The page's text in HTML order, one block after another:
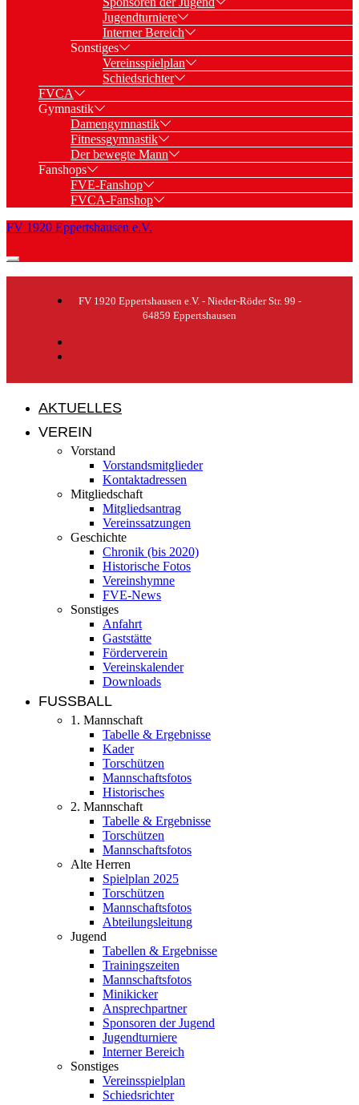
Jugendturniere
Interner Bereich
Sonstiges
Vereinsspielplan
Schiedsrichter
FVCA
Gymnastik
Damengymnastik
Fitnessgymnastik
Der bewegte Mann
Fanshops
FVE-Fanshop
FVCA-Fanshop
FV 1920 Eppertshausen e.V.
FV 1920 Eppertshausen e.V. - Nieder-Röder Str. 99 -
64859 Eppertshausen
AKTUELLES
VEREIN
Vorstand
Vorstandsmitglieder
Kontaktadressen
Mitgliedschaft
Mitgliedsantrag
Vereinssatzungen
Geschichte
Chronik (bis 2020)
Historische Fotos
Vereinshymne
FVE-News
Sonstiges
Anfahrt
Gaststätte
Förderverein
Vereinskalender
Downloads
FUSSBALL
1. Mannschaft
Tabelle & Ergebnisse
Kader
Torschützen
Mannschaftsfotos
Historisches
2. Mannschaft
Tabelle & Ergebnisse
Torschützen
Mannschaftsfotos
Alte Herren
Spielplan 2025
Torschützen
Mannschaftsfotos
Abteilungsleitung
Jugend
Tabellen & Ergebnisse
Trainingszeiten
Mannschaftsfotos
Minikicker
Ansprechpartner
Sponsoren der Jugend
Jugendturniere
Interner Bereich
Sonstiges
Vereinsspielplan
Schiedsrichter